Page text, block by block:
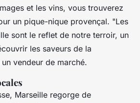
et les vins, vous trouverez
un pique-nique provençal. "Les
sont le reflet de notre terroir, un
les saveurs de la
vendeur de marché.
Marseille regorge de